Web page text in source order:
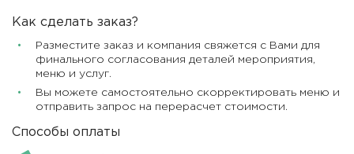
Как сделать заказ?
Разместите заказ и компания свяжется с Вами для
финального согласования деталей мероприятия,
меню и услуг.
Вы можете самостоятельно скорректировать меню и
отправить запрос на перерасчет стоимости.
Способы оплаты